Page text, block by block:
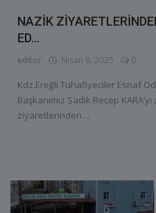
NAZİK
ED...
editor Nisan 8, 2025 0
Kdz.Ereğli Tuhafiyeciler Esnaf
Başkanımız Sadık Recep
ziyaretlerinden ...